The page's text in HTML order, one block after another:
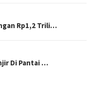
Rp1,2 Trili…
Di Pantai …